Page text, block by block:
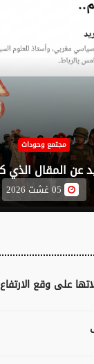
مجتمع وحوداث
عن المقال الذي
على وقع الارتفاع